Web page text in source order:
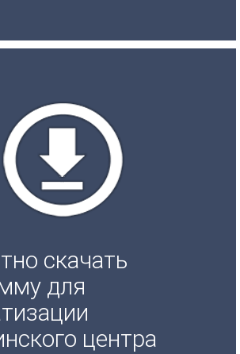
скачать
для
центра